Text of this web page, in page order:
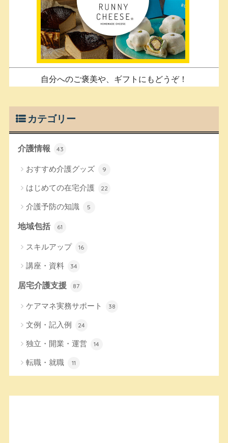
自分へのご褒美や、ギフトにもどうぞ！
カテゴリー
介護情報 43
おすすめ介護グッズ 9
はじめての在宅介護 22
介護予防の知識 5
地域包括 61
スキルアップ 16
講座・資料 34
居宅介護支援 87
ケアマネ実務サポート 38
文例・記入例 24
独立・開業・運営 14
転職・就職 11